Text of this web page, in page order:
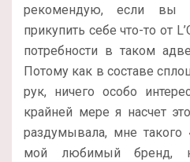
рекомендую, если вы
прикупить себе что-то от
потребности в таком
Потому как в составе
рук, ничего особо
крайней мере я насчет
раздумывала, мне
мой любимый бренд,